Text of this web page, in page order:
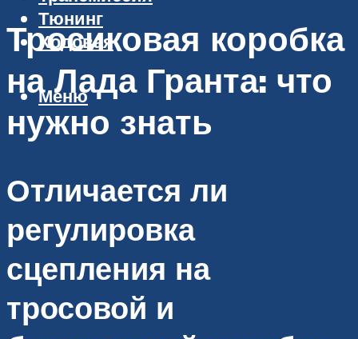
Тюнинг
Ходовая
Меню
Тросиковая коробка
на Лада Гранта: что
нужно знать
Отличается ли
регулировка
сцепления на
тросовой и